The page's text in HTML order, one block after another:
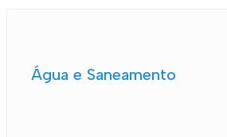
Água e Saneamento